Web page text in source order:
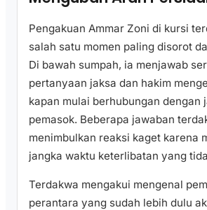
Pengakuan Ammar Zoni di kursi
salah satu momen paling disorot
Di bawah sumpah, ia menjawab
pertanyaan jaksa dan hakim
kapan mulai berhubungan dengan
pemasok. Beberapa jawaban
menimbulkan reaksi kaget karena
jangka waktu keterlibatan yang
Terdakwa mengakui mengenal
perantara yang sudah lebih dulu